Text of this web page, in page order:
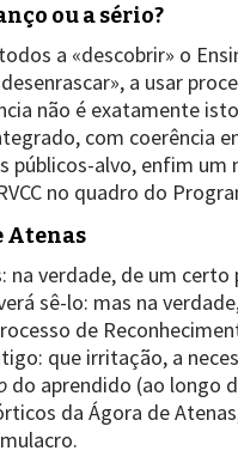
ou a sério?
a «descobrir» o
a usar
não é exatamente
com coerência
públicos-alvo, enfim
no quadro do
Atenas
na verdade, de um
sê-lo: mas na
de
que irritação, a
do aprendido (ao longo
da Ágora de